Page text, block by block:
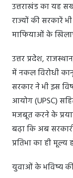
उत्तराखंड का यह
राज्यों की सरकारें
माफियाओं के
उत्तर प्रदेश,
में नकल विरोधी
सरकार ने भी इस
आयोग (UPSC)
मजबूत करने के
बढ़ा कि अब
प्रतिभा का ही मूल्य
युवाओं के भविष्य की